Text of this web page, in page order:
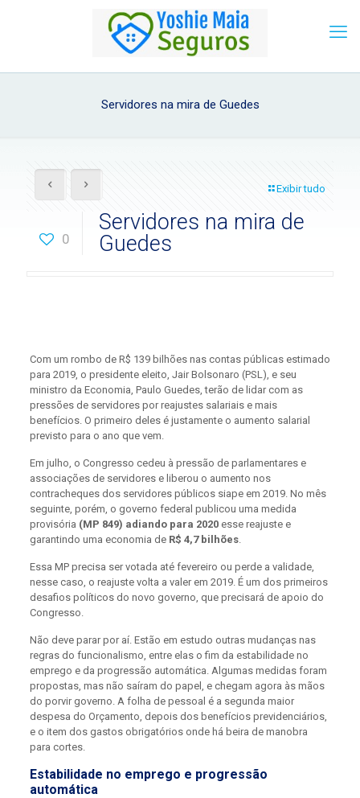
Servidores na mira de Guedes
Exibir tudo
0
Servidores na mira de
Guedes
Com um rombo de R$ 139 bilhões nas contas públicas estimado
para 2019, o presidente eleito, Jair Bolsonaro (PSL), e seu
ministro da Economia, Paulo Guedes, terão de lidar com as
pressões de servidores por reajustes salariais e mais
benefícios. O primeiro deles é justamente o aumento salarial
previsto para o ano que vem.
Em julho, o Congresso cedeu à pressão de parlamentares e
associações de servidores e liberou o aumento nos
contracheques dos servidores públicos siape em 2019. No mês
seguinte, porém, o governo federal publicou uma medida
provisória (MP 849) adiando para 2020esse reajuste e
garantindo uma economia de R$ 4,7 bilhões.
Essa MP precisa ser votada até fevereiro ou perde a validade,
nesse caso, o reajuste volta a valer em 2019. É um dos primeiros
desafios políticos do novo governo, que precisará de apoio do
Congresso.
Não deve parar por aí. Estão em estudo outras mudanças nas
regras do funcionalismo, entre elas o fim da estabilidade no
emprego e da progressão automática. Algumas medidas foram
propostas, mas não saíram do papel, e chegam agora às mãos
do porvir governo. A folha de pessoal é a segunda maior
despesa do Orçamento, depois dos benefícios previdenciários,
e o item dos gastos obrigatórios onde há beira de manobra
para cortes.
Estabilidade no emprego e progressão
automática